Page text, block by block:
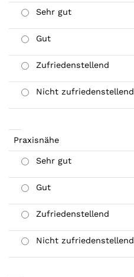
Sehr gut
Gut
Zufriedenstellend
Nicht zufriedenstellend
Praxisnähe
Sehr gut
Gut
Zufriedenstellend
Nicht zufriedenstellend